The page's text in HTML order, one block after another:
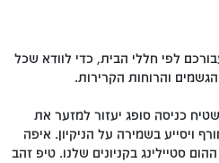
לפי חללי הבית, כדי לוודא שכל
והרוחות הקרירות.
כניסה סופג יעזור למזער את
ויסייע בשמירה על הניקיון. איפה
סטיילינג בקניונים שלנו. טיפ זהב